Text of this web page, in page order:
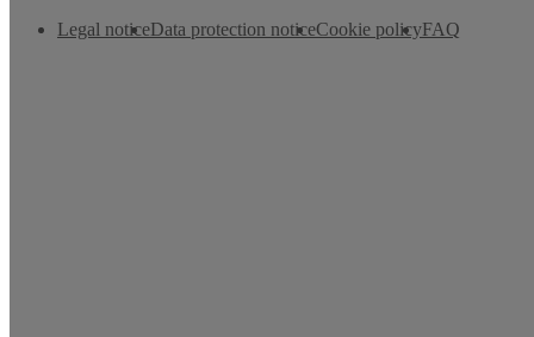
Legal noticeData protection noticeCookie policyFAQ